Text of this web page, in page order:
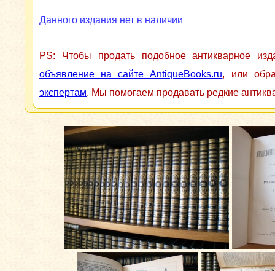
Данного издания нет в наличии
PS: Чтобы продать подобное антикварное
объявление на сайте AntiqueBooks.ru, или
экспертам. Мы помогаем продавать редкие